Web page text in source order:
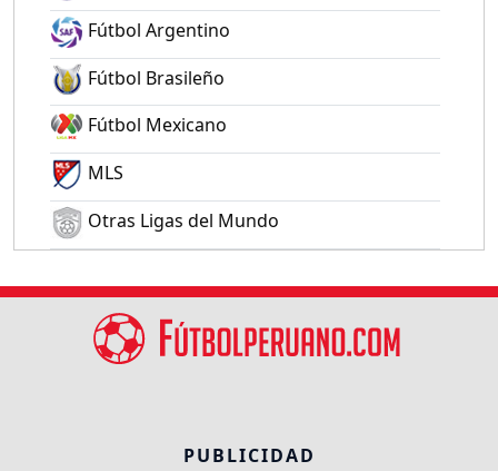
Fútbol Argentino
Fútbol Brasileño
Fútbol Mexicano
MLS
Otras Ligas del Mundo
PUBLICIDAD